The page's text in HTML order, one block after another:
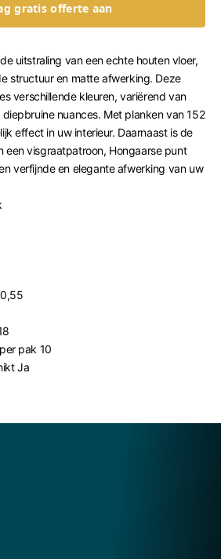
gratis offerte aan
uitstraling van een echte houten vloer,
structuur en matte afwerking. Deze
verschillende kleuren, variërend van
nuances. Met planken van 152
effect in uw interieur. Daarnaast is de
een visgraatpatroon, Hongaarse punt
verfijnde en elegante afwerking van uw
0,55
pak 10
Ja